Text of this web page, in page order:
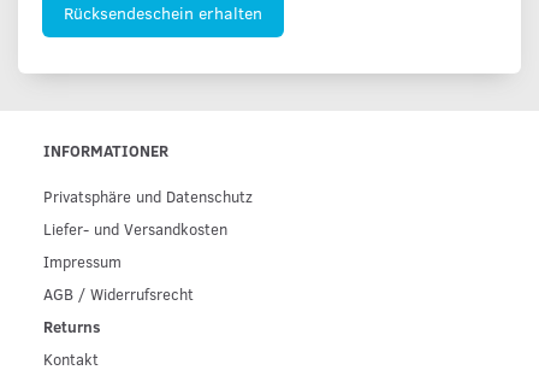
Rücksendeschein erhalten
INFORMATIONER
Privatsphäre und Datenschutz
Liefer- und Versandkosten
Impressum
AGB / Widerrufsrecht
Returns
Kontakt